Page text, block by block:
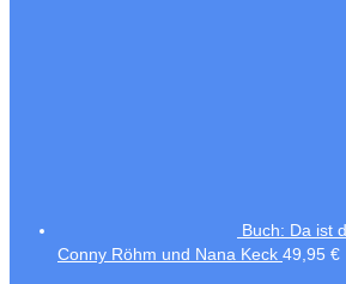
Buch: Da ist
Conny Röhm und Nana Keck 49,95 €